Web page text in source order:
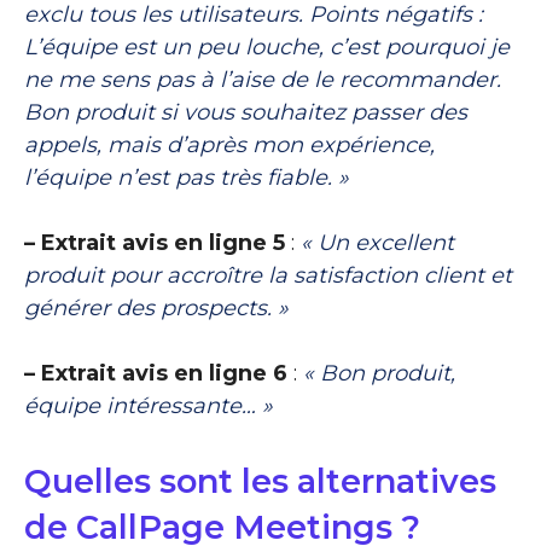
exclu tous les utilisateurs. Points négatifs :
L’équipe est un peu louche, c’est pourquoi je
ne me sens pas à l’aise de le recommander.
Bon produit si vous souhaitez passer des
appels, mais d’après mon expérience,
l’équipe n’est pas très fiable. »
– Extrait avis en ligne 5 : « Un excellent
produit pour accroître la satisfaction client et
générer des prospects. »
– Extrait avis en ligne 6 : « Bon produit,
équipe intéressante… »
Quelles sont les alternatives
de CallPage Meetings ?